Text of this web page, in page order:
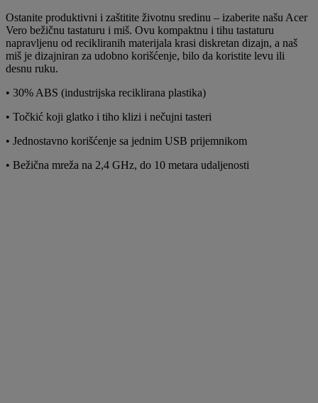
Ostanite produktivni i zaštitite životnu sredinu – izaberite našu Acer
Vero bežičnu tastaturu i miš. Ovu kompaktnu i tihu tastaturu
napravljenu od recikliranih materijala krasi diskretan dizajn, a naš
miš je dizajniran za udobno korišćenje, bilo da koristite levu ili
desnu ruku.
• 30% ABS (industrijska reciklirana plastika)
• Točkić koji glatko i tiho klizi i nečujni tasteri
• Jednostavno korišćenje sa jednim USB prijemnikom
• Bežična mreža na 2,4 GHz, do 10 metara udaljenosti